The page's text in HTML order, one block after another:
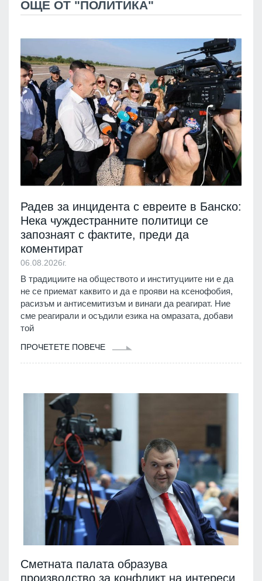
ОЩЕ ОТ "ПОЛИТИКА"
Радев за инцидента с евреите в Банско:
Нека чуждестранните политици се
запознаят с фактите, преди да
коментират
06.08.2026г.
В традициите на обществото и институциите ни е да
не се приемат каквито и да е прояви на ксенофобия,
расизъм и антисемитизъм и винаги да реагират. Ние
сме реагирали и осъдили езика на омразата, добави
той
ПРОЧЕТЕТЕ ПОВЕЧЕ
Сметната палата образува
производство за конфликт на интереси